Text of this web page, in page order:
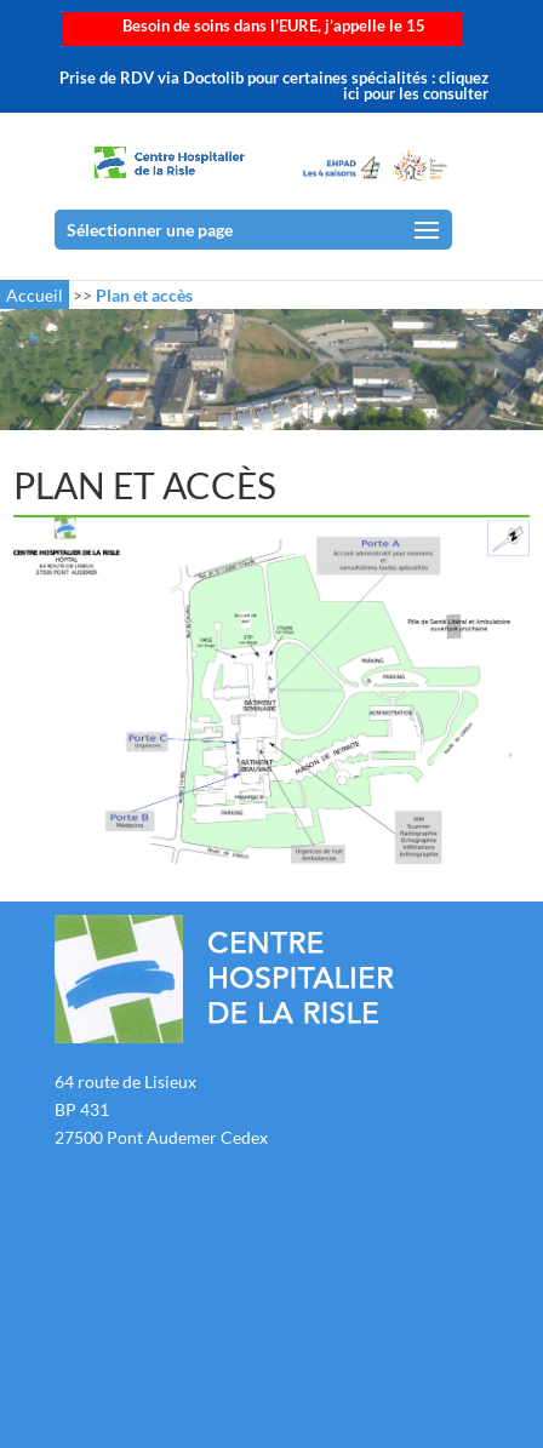
Besoin de soins dans l’EURE, j’appelle le 15
Prise de RDV via Doctolib pour certaines spécialités : cliquez
ici pour les consulter
Sélectionner une page
Accueil >> Plan et accès
PLAN ET ACCÈS
64 route de Lisieux
BP 431
27500 Pont Audemer Cedex